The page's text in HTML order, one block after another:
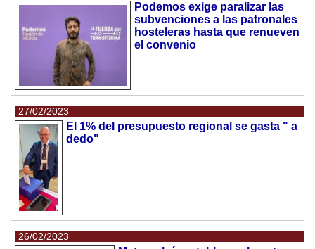
Podemos exige paralizar las
subvenciones a las patronales
hosteleras hasta que renueven
el convenio
27/02/2023
El 1% del presupuesto regional se gasta " a
dedo"
26/02/2023